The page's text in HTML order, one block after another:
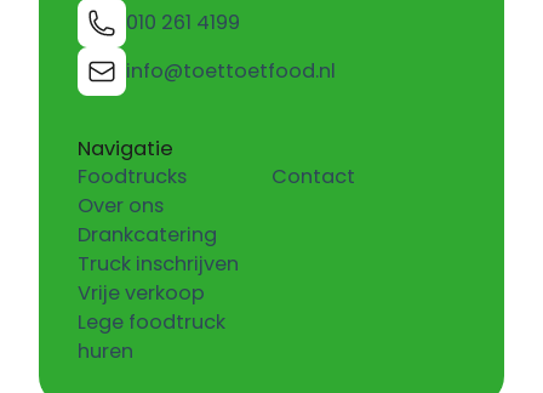
010 261 4199
info@toettoetfood.nl
Navigatie
Foodtrucks
Over ons
Drankcatering
Truck inschrijven
Vrije verkoop
Lege foodtruck
huren
Contact